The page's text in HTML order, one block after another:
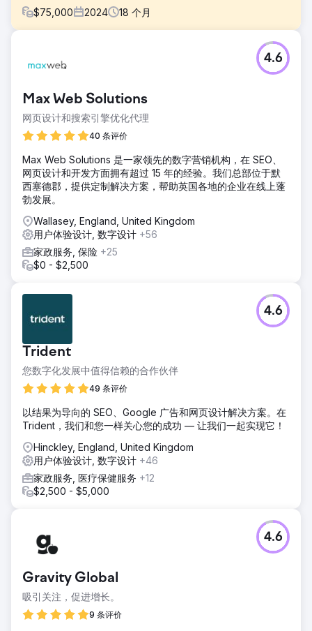
$75,000 2024 18 个月
2023 年 5 月，Sigma Sports 与 Modo25 接洽，希望
Modo25 能够帮助支持自然搜索和 Google 广告的效果，特别
网站进行了定量和定性研究，以了解整个客户旅程中的痛点。
通过此研究，我们创建了一个测试路线图，该路线图根据客户
所处的渠道部分确定渠道性能的优先级。
解决方案是在 Sigma Sports 网站上实施 A/B 测试工具。
Modo25 团队随后创建了产品页面、收藏页面、导航和结账的
高保真线框，以展示如何改进网站。随后，这些内容在 18 个
月内进行了战略性 A/B 测试，每次测试都特别关注提高转化
率、收入、平均订单价值和跳出率等软指标。
结果
两支团队在测试期间共同实现了惊人的 85% 胜率，帮助
Sigma Sports 创造了六位数的额外收入。由于细致的实验，
荐。利用人工智能，新的产品推荐工具帮助将整体收入提高了
7%。
Max Web Solutions
网页设计和搜索引擎优化代理
40 条评价
4.6
Max Web Solutions 是一家领先的数字营销机构，在 SEO、
网页设计和开发方面拥有超过 15 年的经验。我们总部位于默
西塞德郡，提供定制解决方案，帮助英国各地的企业在线上蓬
勃发展。
Wallasey, England, United Kingdom
用户体验设计, 数字设计 +56
家政服务, 保险 +25
$0 - $2,500
Trident
您数字化发展中值得信赖的合作伙伴
49 条评价
4.6
以结果为导向的 SEO、Google 广告和网页设计解决方案。在
Trident，我们和您一样关心您的成功 — 让我们一起实现它！
Hinckley, England, United Kingdom
用户体验设计, 数字设计 +46
家政服务, 医疗保健服务 +12
$2,500 - $5,000
Gravity Global
吸引关注，促进增长。
9 条评价
4.6